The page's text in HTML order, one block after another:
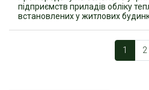
підприємств приладів обліку
встановлених у житлових
1 2